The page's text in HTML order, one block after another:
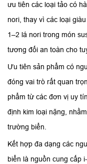
ưu tiên các loại tảo có
nori, thay vì các loại
1–2 lá nori trong món
tương đối an toàn cho
Ưu tiên sản phẩm có
đóng vai trò rất quan
phẩm từ các đơn vị uy
định kim loại nặng,
trường biển.
Kết hợp đa dạng các
biển là nguồn cung cấp